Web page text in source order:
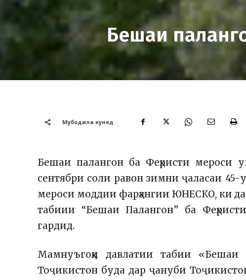
Бешаи
Мубодила кунед
Бешаи палангон ба Феҳристи мероси
сентябри соли равон зимни ҷаласаи
мероси моддии фарҳангии ЮНЕСКО, ки
табиии “Бешаи Палангон” ба
гардид.
Мамнуъгоҳи давлатии табии
Тоҷикистон буда дар ҷануби